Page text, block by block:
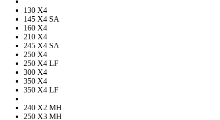
130 X4
145 X4 SA
160 X4
210 X4
245 X4 SA
250 X4
250 X4 LF
300 X4
350 X4
350 X4 LF
240 X2 MH
250 X3 MH